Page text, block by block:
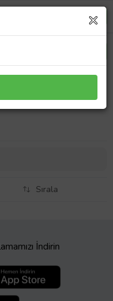
Kupa Bardak T
Mali İşler
Sırala
İndirin